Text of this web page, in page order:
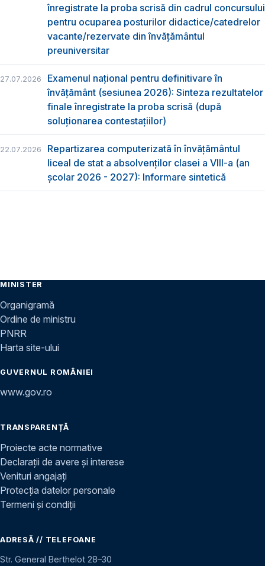
înregistrate la proba scrisă din cadrul concursului
pentru ocuparea posturilor didactice/catedrelor
vacante/rezervate din învăţământul
preuniversitar
27.07.2026
Examenul național pentru definitivare în
învățământ (sesiunea 2026): Sinteza rezultatelor
finale înregistrate la proba scrisă (după
soluționarea contestațiilor)
22.07.2026
Repartizarea computerizată în învăţământul
liceal de stat a absolvenţilor clasei a VIII-a (an
școlar 2026 - 2027): Informare sintetică
MINISTER
Organigramă
Ordine de ministru
PNRR
Harta site-ului
GUVERNUL ROMÂNIEI
www.gov.ro
TRANSPARENȚĂ
Proiecte acte normative
Declarații de avere și interese
Venituri angajați
Protecția datelor personale
Termeni și condiții
ADRESĂ // TELEFOANE
Str. General Berthelot 28–30